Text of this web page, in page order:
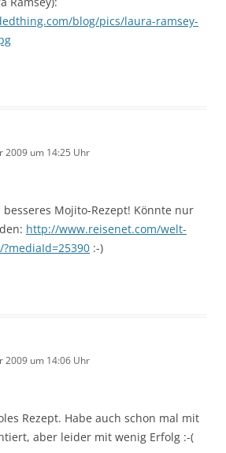
blog/pics/laura-ramsey-
2009 um 14:25 Uhr
Mojito-Rezept! Könnte nur
http://www.reisenet.com/welt-
:-)
2009 um 14:06 Uhr
Rezept. Habe auch schon mal mit
aber leider mit wenig Erfolg :-(